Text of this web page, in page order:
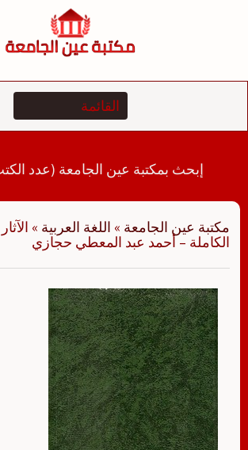
إبحث بمكتبة عين الجامعة (عدد الكتب:
مكتبة عين الجامعة » اللغة العربية »
الكاملة – أحمد عبد المعطي حجازي